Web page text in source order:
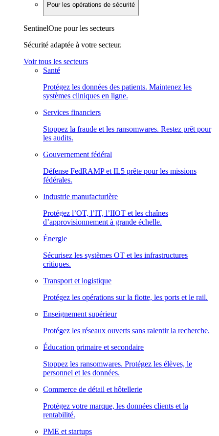
Pour les opérations de sécurité
SentinelOne pour les secteurs
Sécurité adaptée à votre secteur.
Voir tous les secteurs
Santé
Protégez les données des patients. Maintenez les
systèmes cliniques en ligne.
Services financiers
Stoppez la fraude et les ransomwares. Restez prêt pour
les audits.
Gouvernement fédéral
Défense FedRAMP et IL5 prête pour les missions
fédérales.
Industrie manufacturière
Protégez l’OT, l’IT, l’IIOT et les chaînes
d’approvisionnement à grande échelle.
Énergie
Sécurisez les systèmes OT et les infrastructures
critiques.
Transport et logistique
Protégez les opérations sur la flotte, les ports et le rail.
Enseignement supérieur
Protégez les réseaux ouverts sans ralentir la recherche.
Éducation primaire et secondaire
Stoppez les ransomwares. Protégez les élèves, le
personnel et les données.
Commerce de détail et hôtellerie
Protégez votre marque, les données clients et la
rentabilité.
PME et startups